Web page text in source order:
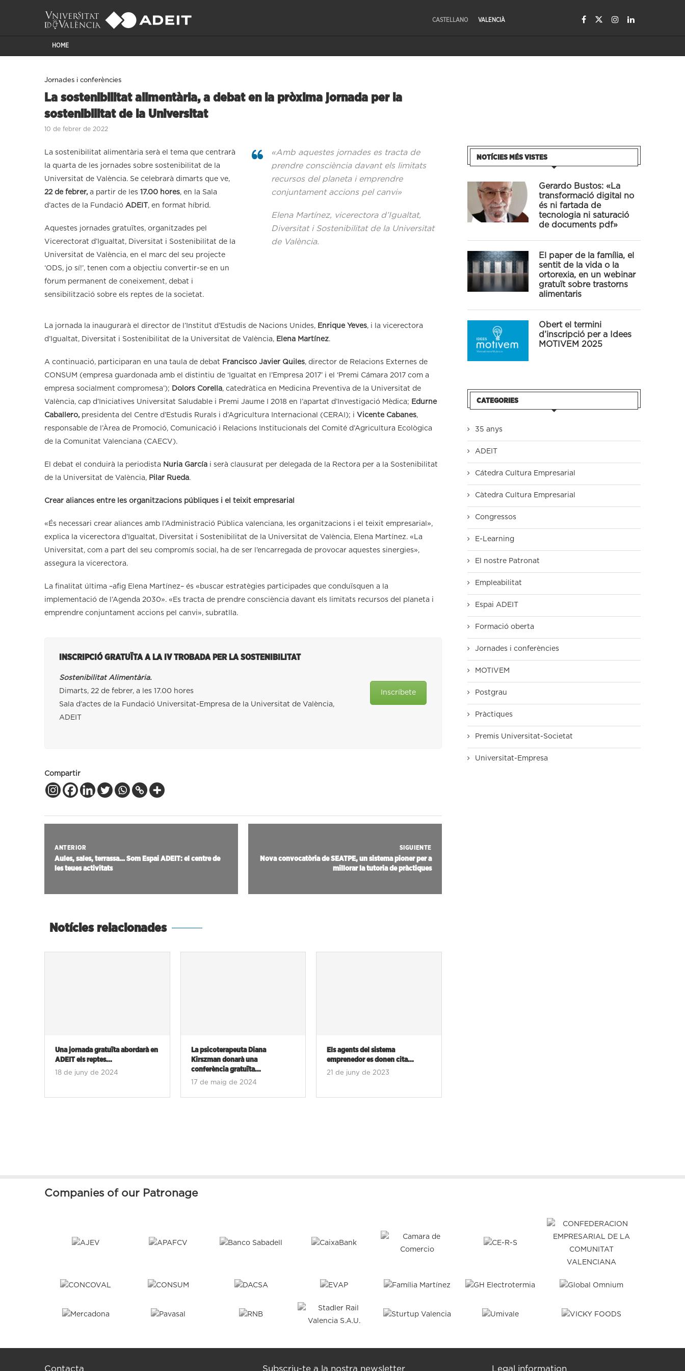
CASTELLANO VALENCIÀ
HOME
Jornades i conferències
La sostenibilitat alimentària, a debat en la pròxima jornada per la
sostenibilitat de la Universitat
10 de febrer de 2022
La sostenibilitat alimentària serà el tema que centrarà
la quarta de les jornades sobre sostenibilitat de la
Universitat de València. Se celebrarà dimarts que ve,
22 de febrer, a partir de les 17.00 hores, en la Sala
d’actes de la Fundació ADEIT , en format híbrid.
Aquestes jornades gratuïtes, organitzades pel
Vicerectorat d’Igualtat, Diversitat i Sostenibilitat de la
Universitat de València, en el marc del seu projecte
‘ODS, jo sí!’, tenen com a objectiu convertir-se en un
fòrum permanent de coneixement, debat i
sensibilització sobre els reptes de la societat.
«Amb aquestes jornades es tracta de
prendre consciència davant els limitats
recursos del planeta i emprendre
conjuntament accions pel canvi»
Elena Martínez, vicerectora d’Igualtat,
Diversitat i Sostenibilitat de la Universitat
de València.
La jornada la inaugurarà el director de l’Institut d’Estudis de Nacions Unides, Enrique Yeves, i la vicerectora
d’Igualtat, Diversitat i Sostenibilitat de la Universitat de València, Elena Martínez.
A continuació, participaran en una taula de debat Francisco Javier Quiles, director de Relacions Externes de
CONSUM (empresa guardonada amb el distintiu de ‘Igualtat en l’Empresa 2017’ i el ‘Premi Cámara 2017 com a
empresa socialment compromesa’); Dolors Corella, catedràtica en Medicina Preventiva de la Universitat de
València, cap d’Iniciatives Universitat Saludable i Premi Jaume I 2018 en l’apartat d’Investigació Mèdica; Edurne
Caballero, presidenta del Centre d’Estudis Rurals i d’Agricultura Internacional (CERAI); i Vicente Cabanes,
responsable de l’Àrea de Promoció, Comunicació i Relacions Institucionals del Comité d’Agricultura Ecològica
de la Comunitat Valenciana (CAECV).
El debat el conduirà la periodista Nuria García i serà clausurat per delegada de la Rectora per a la Sostenibilitat
de la Universitat de València, Pilar Rueda.
Crear aliances entre les organitzacions públiques i el teixit empresarial
«És necessari crear aliances amb l’Administració Pública valenciana, les organitzacions i el teixit empresarial»,
explica la vicerectora d’Igualtat, Diversitat i Sostenibilitat de la Universitat de València, Elena Martínez. «La
Universitat, com a part del seu compromís social, ha de ser l’encarregada de provocar aquestes sinergies»,
assegura la vicerectora.
La finalitat última –afig Elena Martínez– és «buscar estratègies participades que conduïsquen a la
implementació de l’Agenda 2030». «Es tracta de prendre consciència davant els limitats recursos del planeta i
emprendre conjuntament accions pel canvi», subratlla.
INSCRIPCIÓ GRATUÏTA A LA IV TROBADA PER LA SOSTENIBILITAT
Sostenibilitat Alimentària.
Dimarts, 22 de febrer, a les 17.00 hores
Sala d’actes de la Fundació Universitat-Empresa de la Universitat de València,
ADEIT
Inscríbete
Compartir
ANTERIOR
Aules, sales, terrassa… Som Espai ADEIT: el centre de
les teues activitats
SIGUIENTE
Nova convocatòria de SEATPE, un sistema pioner per a
millorar la tutoria de pràctiques
Notícies relacionades
La psicoterapeuta Diana
Kirszman donarà una
conferència gratuïta...
Els agents del sistema
emprenedor es donen cita...
21 de juny de 2023
Una jornada analitzarà com
innoven les grans corporacions...
20 de juny de 2023
NOTÍCIES MÉS VISTES
Gerardo Bustos: «La
transformació digital no
és ni fartada de
tecnologia ni saturació
de documents pdf»
El paper de la família, el
sentit de la vida o la
ortorexia, en un webinar
gratuït sobre trastorns
alimentaris
Obert el termini
d’inscripció per a Idees
MOTIVEM 2025
CATEGORIES
35 anys
ADEIT
Cátedra Cultura Empresarial
Càtedra Cultura Empresarial
Congressos
E-Learning
El nostre Patronat
Empleabilitat
Espai ADEIT
Formació oberta
Jornades i conferències
MOTIVEM
Postgrau
Pràctiques
Premis Universitat-Societat
Universitat-Empresa
Companies of our Patronage
Contacta Legal information
Subscriu-te a la nostra newsletter